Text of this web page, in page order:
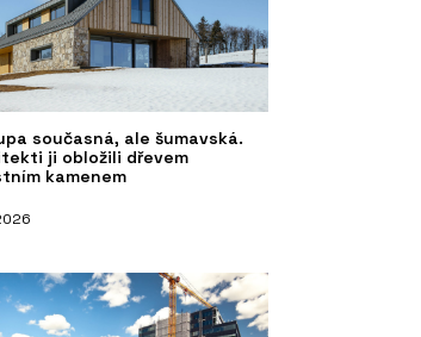
současná, ale šumavská.
ji obložili dřevem
kamenem